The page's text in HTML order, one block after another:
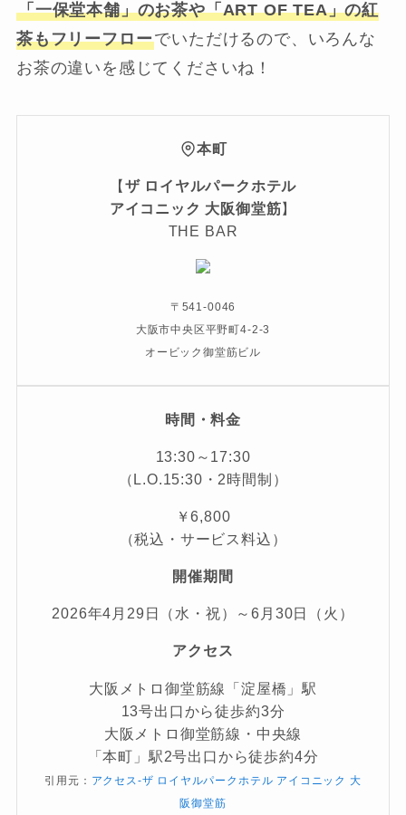
「一保堂本舗」のお茶や「ART OF TEA」の紅
茶もフリーフローでいただけるので、いろんな
お茶の違いを感じてくださいね！
本町
【ザ ロイヤルパークホテル
アイコニック 大阪御堂筋】
THE BAR
〒541-0046
大阪市中央区平野町4-2-3
オービック御堂筋ビル
時間・料金
13:30～17:30
（L.O.15:30・2時間制）
￥6,800
（税込・サービス料込）
開催期間
2026年4月29日（水・祝）～6月30日（火）
アクセス
大阪メトロ御堂筋線「淀屋橋」駅
13号出口から徒歩約3分
大阪メトロ御堂筋線・中央線
「本町」駅2号出口から徒歩約4分
引用元： アクセス-ザ ロイヤルパークホテル アイコニック 大
阪御堂筋